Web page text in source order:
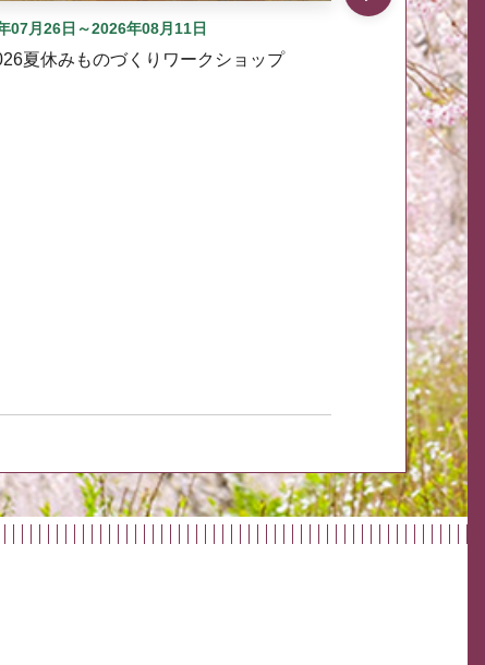
07月26日～2026年08月11日
夏休みものづくりワークショップ